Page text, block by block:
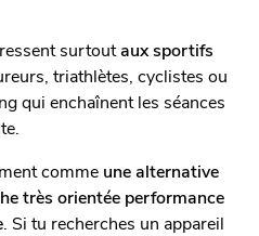
surtoutaux sportifs
triathlètes, cyclistes ou
qui enchaînent les séances
comme une alternative
très orientée performance
. Si tu recherches un appareil